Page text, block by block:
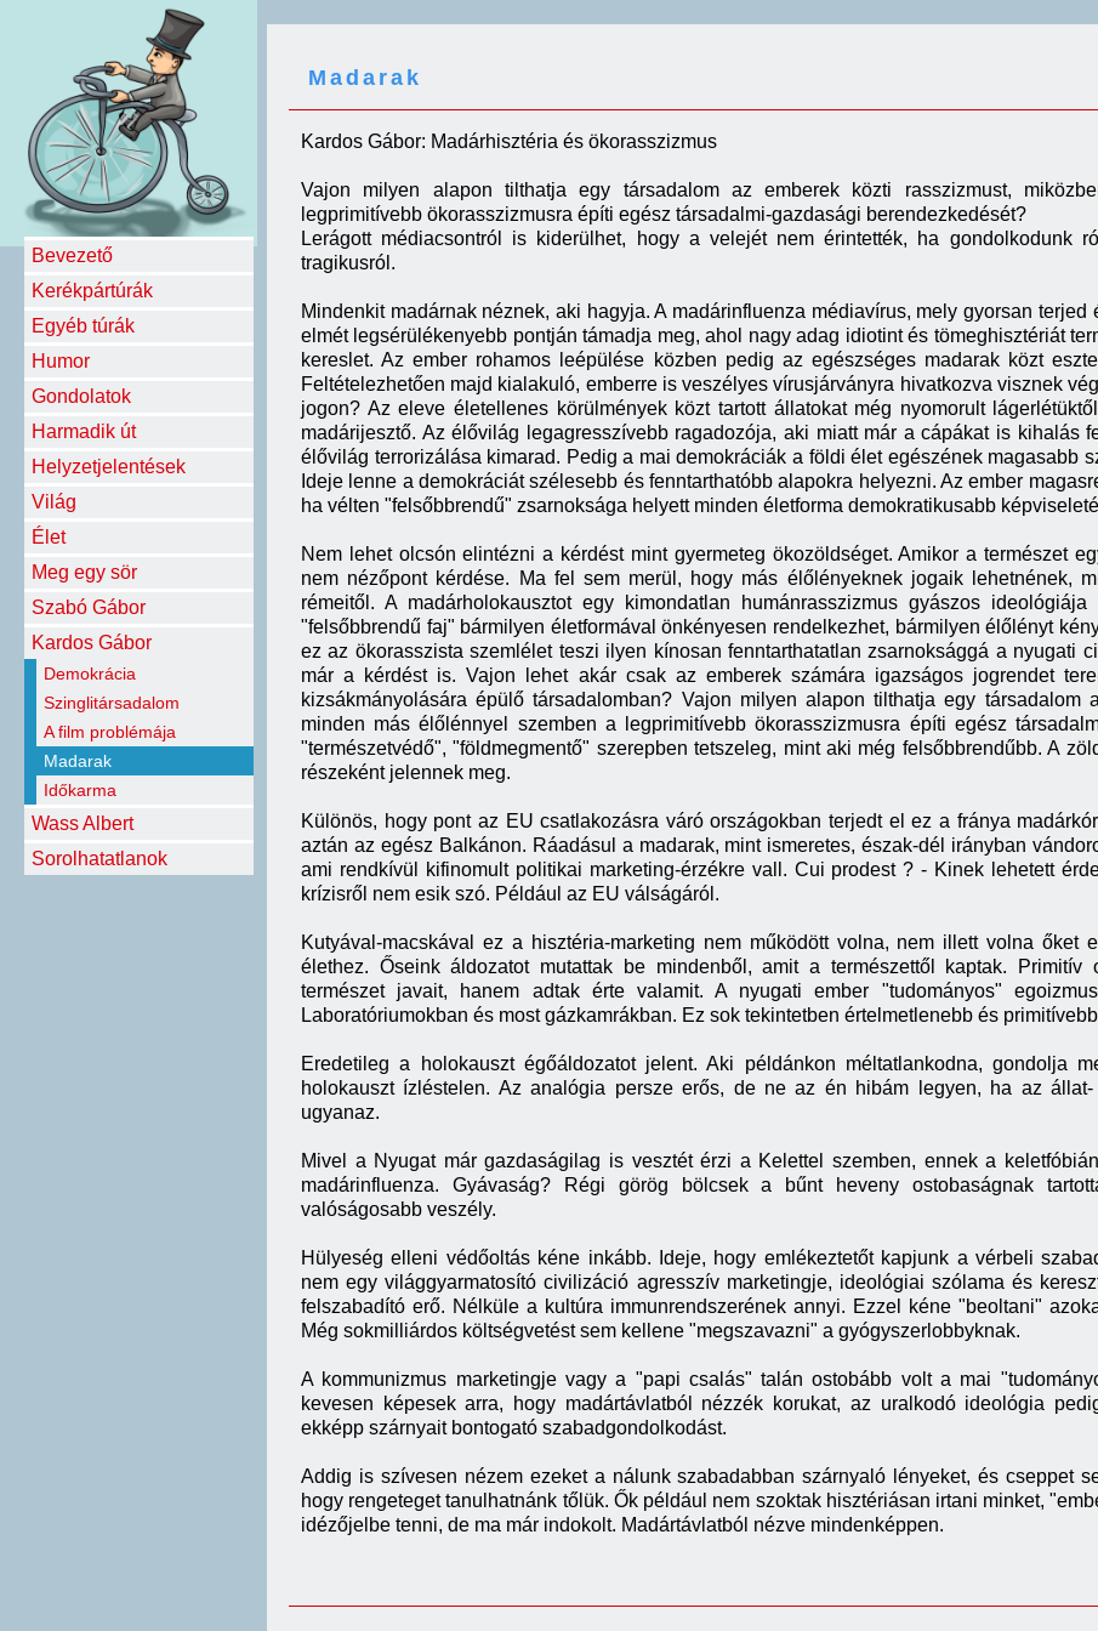
Bevezető
Kerékpártúrák
Egyéb túrák
Humor
Gondolatok
Harmadik út
Helyzetjelentések
Világ
Élet
Meg egy sör
Szabó Gábor
Kardos Gábor
Demokrácia
Szinglitársadalom
A film problémája
Madarak
Időkarma
Wass Albert
Sorolhatatlanok
Madarak
Kardos Gábor: Madárhisztéria és ökorasszizmus
Vajon milyen alapon tilthatja egy társadalom az emberek közti rasszizmust,
legprimitívebb ökorasszizmusra építi egész társadalmi-gazdasági berendezkedését?
Lerágott médiacsontról is kiderülhet, hogy a velejét nem érintették, ha gondolkodunk
tragikusról.
Mindenkit madárnak néznek, aki hagyja. A madárinfluenza médiavírus, mely gyorsan
elmét legsérülékenyebb pontján támadja meg, ahol nagy adag idiotint és tömeghisztériát
kereslet. Az ember rohamos leépülése közben pedig az egészséges madarak közt
Feltételezhetően majd kialakuló, emberre is veszélyes vírusjárványra hivatkozva visznek
jogon? Az eleve életellenes körülmények közt tartott állatokat még nyomorult
madárijesztő. Az élővilág legagresszívebb ragadozója, aki miatt már a cápákat is kihalás
élővilág terrorizálása kimarad. Pedig a mai demokráciák a földi élet egészének magasabb
Ideje lenne a demokráciát szélesebb és fenntarthatóbb alapokra helyezni. Az ember
ha vélten "felsőbbrendű" zsarnoksága helyett minden életforma demokratikusabb
Nem lehet olcsón elintézni a kérdést mint gyermeteg ökozöldséget. Amikor a természet
nem nézőpont kérdése. Ma fel sem merül, hogy más élőlényeknek jogaik lehetnének,
rémeitől. A madárholokausztot egy kimondatlan humánrasszizmus gyászos
"felsőbbrendű faj" bármilyen életformával önkényesen rendelkezhet, bármilyen élőlényt
ez az ökorasszista szemlélet teszi ilyen kínosan fenntarthatatlan zsarnoksággá a nyugati
már a kérdést is. Vajon lehet akár csak az emberek számára igazságos jogrendet
kizsákmányolására épülő társadalomban? Vajon milyen alapon tilthatja egy társadalom
minden más élőlénnyel szemben a legprimitívebb ökorasszizmusra építi egész
"természetvédő", "földmegmentő" szerepben tetszeleg, mint aki még felsőbbrendűbb. A
részeként jelennek meg.
Különös, hogy pont az EU csatlakozásra váró országokban terjedt el ez a fránya
aztán az egész Balkánon. Ráadásul a madarak, mint ismeretes, észak-dél irányban
ami rendkívül kifinomult politikai marketing-érzékre vall. Cui prodest ? - Kinek lehetett
krízisről nem esik szó. Például az EU válságáról.
Kutyával-macskával ez a hisztéria-marketing nem működött volna, nem illett volna őket
élethez. Őseink áldozatot mutattak be mindenből, amit a természettől kaptak. Primitív
természet javait, hanem adtak érte valamit. A nyugati ember "tudományos"
Laboratóriumokban és most gázkamrákban. Ez sok tekintetben értelmetlenebb és
Eredetileg a holokauszt égőáldozatot jelent. Aki példánkon méltatlankodna, gondolja
holokauszt ízléstelen. Az analógia persze erős, de ne az én hibám legyen, ha az
ugyanaz.
Mivel a Nyugat már gazdaságilag is vesztét érzi a Kelettel szemben, ennek a
madárinfluenza. Gyávaság? Régi görög bölcsek a bűnt heveny ostobaságnak
valóságosabb veszély.
Hülyeség elleni védőoltás kéne inkább. Ideje, hogy emlékeztetőt kapjunk a vérbeli
nem egy világgyarmatosító civilizáció agresszív marketingje, ideológiai szólama és
felszabadító erő. Nélküle a kultúra immunrendszerének annyi. Ezzel kéne "beoltani"
Még sokmilliárdos költségvetést sem kellene "megszavazni" a gyógyszerlobbyknak.
A kommunizmus marketingje vagy a "papi csalás" talán ostobább volt a mai
kevesen képesek arra, hogy madártávlatból nézzék korukat, az uralkodó ideológia
ekképp szárnyait bontogató szabadgondolkodást.
Addig is szívesen nézem ezeket a nálunk szabadabban szárnyaló lényeket, és cseppet
hogy rengeteget tanulhatnánk tőlük. Ők például nem szoktak hisztériásan irtani minket,
idézőjelbe tenni, de ma már indokolt. Madártávlatból nézve mindenképpen.